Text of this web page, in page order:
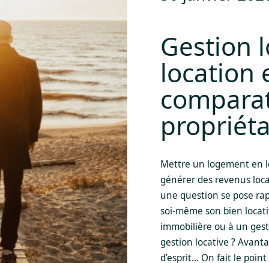
Gestion
location
Mettre un logement en
générer des revenus
une question se pose
soi-même son bien
immobilière ou à un
gestion locative ?
d’esprit… On fait le